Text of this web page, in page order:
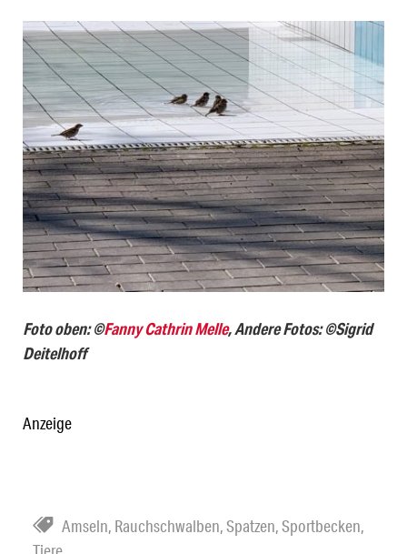
Foto oben: ©Fanny Cathrin Melle, Andere Fotos: ©Sigrid
Deitelhoff
Anzeige
Amseln, Rauchschwalben,Spatzen,Sportbecken,